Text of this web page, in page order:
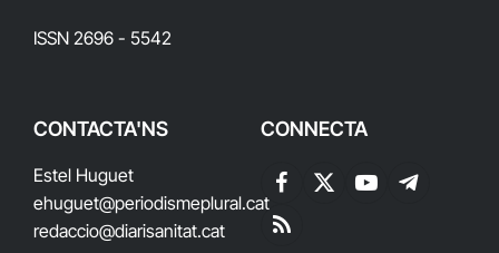
ISSN 2696 - 5542
CONTACTA'NS
Estel Huguet
ehuguet@periodismeplural.cat
redaccio@diarisanitat.cat
CONNECTA
Facebook
X
YouTubeTelegram
RSS